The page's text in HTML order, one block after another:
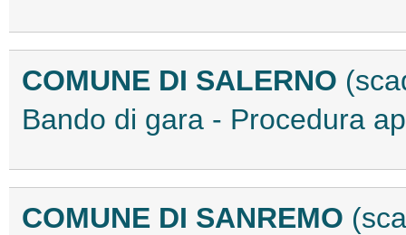
COMUNE DI SALERNO
Bando di gara - Procedura
COMUNE DI SANREMO